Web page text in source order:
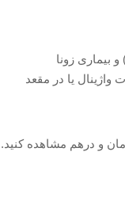
بیماری زونا
یا در مقعد
و درهم مشاهده